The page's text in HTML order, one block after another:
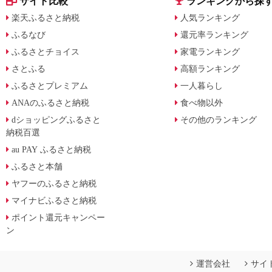
楽天ふるさと納税
ふるなび
ふるさとチョイス
さとふる
ふるさとプレミアム
ANAのふるさと納税
dショッピングふるさと
納税百選
au PAY ふるさと納税
ふるさと本舗
ヤフーのふるさと納税
マイナビふるさと納税
ポイント還元キャンペー
ン
人気ランキング
還元率ランキング
家電ランキング
高額ランキング
一人暮らし
食べ物以外
その他のランキング
運営会社 サイ